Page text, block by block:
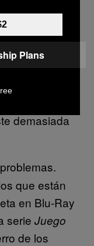
espeta
haciendo
demasiada
que están
en Blu-Ray
serie Juego
de los
Plans